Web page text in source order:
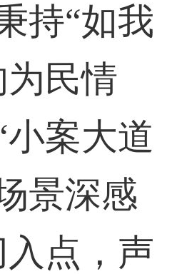
持“如我
为民情
案大道
景深感
点，声